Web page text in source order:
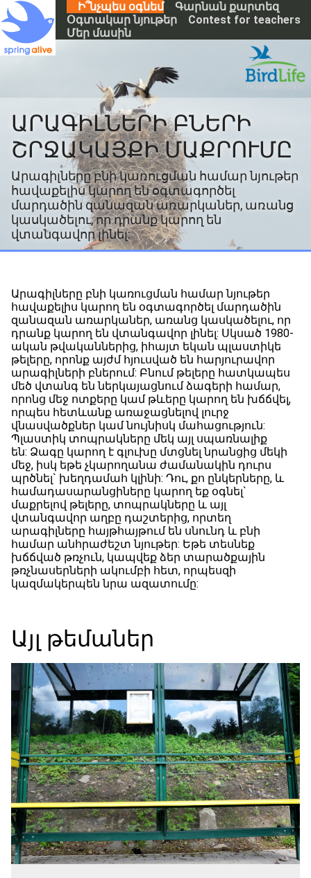
k
i
p
t
Ի՞նչպես օգնեմ
Գարնան քարտեզ
Օգտակար նյութեր
Contest for teachers
Մեր մասին
ԱՐԱԳԻԼՆԵՐԻ ԲՆԵՐԻ
ՇՐՋԱԿԱՅՔԻ ՄԱՔՐՈՒՄԸ
Արագիլները բնի կառուցման համար նյութեր
հավաքելիս կարող են օգտագործել
մարդածին զանազան առարկաներ, առանց
կասկածելու, որ դրանք կարող են
վտանգավոր լինել:
Արագիլները բնի կառուցման համար նյութեր
հավաքելիս կարող են օգտագործել մարդածին
զանազան առարկաներ, առանց կասկածելու, որ
դրանք կարող են վտանգավոր լինել: Սկսած 1980-
ական թվականներից, իհայտ եկան պլաստիկե
թելերը, որոնք այժմ հյուսված են հարյուրավոր
արագիլների բներում: Բնում թելերը հատկապես
մեծ վտանգ են ներկայացնում ձագերի համար,
որոնց մեջ ոտքերը կամ թևերը կարող են խճճվել,
որպես հետևանք առաջացնելով լուրջ
վնասվածքներ կամ նույնիսկ մահացություն:
Պլաստիկ տոպրակները մեկ այլ սպառնալիք
են: Ձագը կարող է գլուխը մտցնել նրանցից մեկի
մեջ, իսկ եթե չկարողանա ժամանակին դուրս
պրծնել` խեղդամահ կլինի: Դու, քո ընկերները, և
համադասարանցիները կարող եք օգնել`
մաքրելով թելերը, տոպրակները և այլ
վտանգավոր աղբը դաշտերից, որտեղ
արագիլները հայթհայթում են սնունդ և բնի
համար անհրաժեշտ նյութեր: Եթե տեսնեք
խճճված թռչուն, կապվեք ձեր տարածքային
թռչնասերների ակումբի հետ, որպեսզի
կազմակերպեն նրա ազատումը:
Այլ թեմաներ